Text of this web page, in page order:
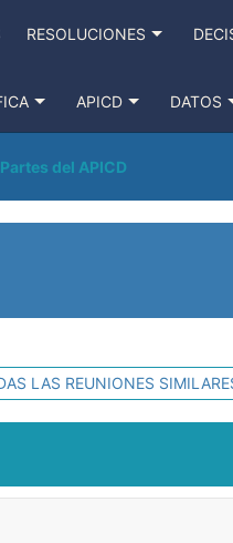
RESOLUCIONES
APICD DATOS
del APICD
LAS REUNIONES